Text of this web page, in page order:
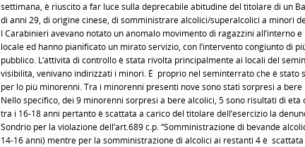
settimana, è riuscito a far luce sulla deprecabile abitudine del titolare di un
di anni 29, di origine cinese, di somministrare alcolici/superalcolici a minori
I Carabinieri avevano notato un anomalo movimento di ragazzini all’interno
locale ed hanno pianificato un mirato servizio, con l’intervento congiunto di
pubblico. L’attività di controllo è stata rivolta principalmente ai locali del
visibilità, venivano indirizzati i minori. È proprio nel seminterrato che è stato
per lo più minorenni. Tra i minorenni presenti nove sono stati sorpresi a
Nello specifico, dei 9 minorenni sorpresi a bere alcolici, 5 sono risultati di
tra i 16-18 anni pertanto è scattata a carico del titolare dell’esercizio la
Sondrio per la violazione dell’art.689 c.p. “Somministrazione di bevande
14-16 anni) mentre per la somministrazione di alcolici ai restanti 4 è